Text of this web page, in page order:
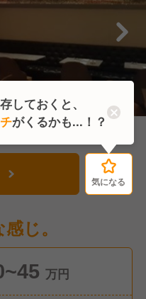
気になる
じ。
万円
気になる
しておくと、
がくるかも...！？